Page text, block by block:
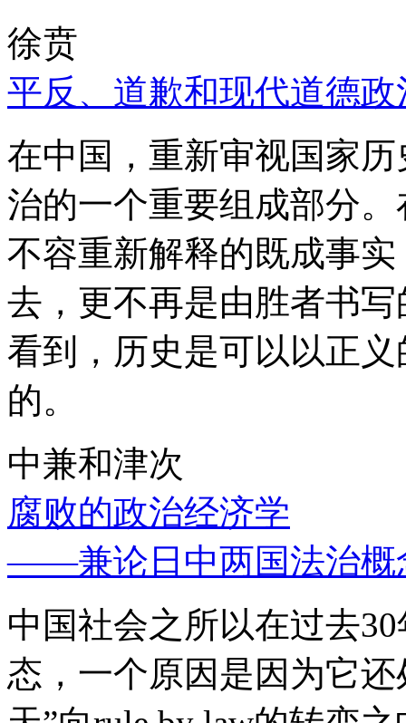
徐贲
平反、道歉和现代道德政
在中国，重新审视国家
治的一个重要组成部分
不容重新解释的既成事
去，更不再是由胜者书
看到，历史是可以以正
的。
中兼和津次
腐败的政治经济学
——兼论日中两国法治概
中国社会之所以在过去
态，一个原因是因为它